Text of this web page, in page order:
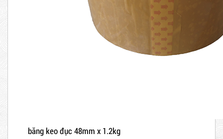
băng keo đục 48mm x 1.2kg